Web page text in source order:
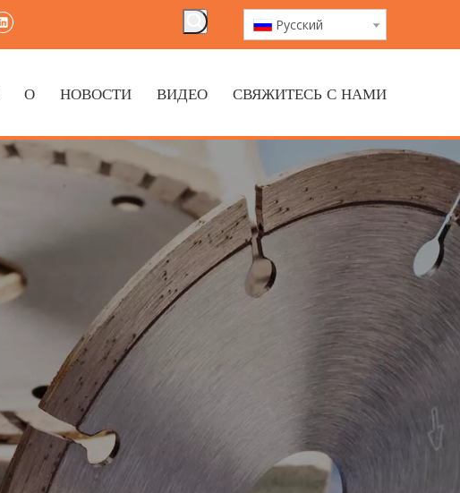
Pусский
О НОВОСТИ ВИДЕО СВЯЖИТЕСЬ С НАМИ